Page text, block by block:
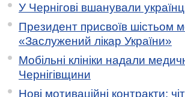
У Чернігові вшанували
Президент присвоїв шістьом
«Заслужений лікар України»
Мобільні клініки надали
Чернігівщини
Нові мотиваційні контракти: